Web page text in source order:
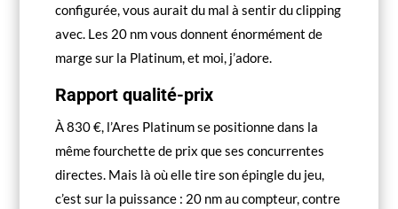
configurée, vous aurait du mal à sentir du clipping
avec. Les 20 nm vous donnent énormément de
marge sur la Platinum, et moi, j’adore.
Rapport qualité-prix
À 830 €, l’Ares Platinum se positionne dans la
même fourchette de prix que ses concurrentes
directes. Mais là où elle tire son épingle du jeu,
c’est sur la puissance : 20 nm au compteur, contre